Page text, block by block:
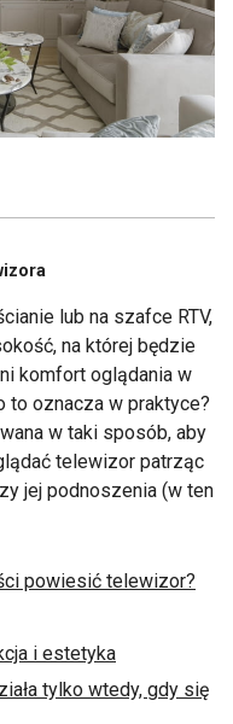
lub na szafce RTV,
na której będzie
komfort oglądania w
to oznacza w praktyce?
w taki sposób, aby
telewizor patrząc
jej podnoszenia (w ten
powiesić telewizor?
i estetyka
tylko wtedy, gdy się